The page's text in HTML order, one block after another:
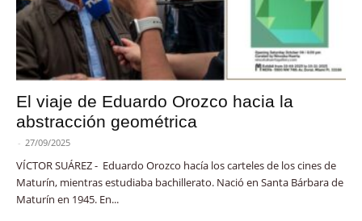
El viaje de Eduardo Orozco hacia la
abstracción geométrica
- 27/09/2025
VÍCTOR SUÁREZ - Eduardo Orozco hacía los carteles de los cines de
Maturín, mientras estudiaba bachillerato. Nació en Santa Bárbara de
Maturín en 1945. En...